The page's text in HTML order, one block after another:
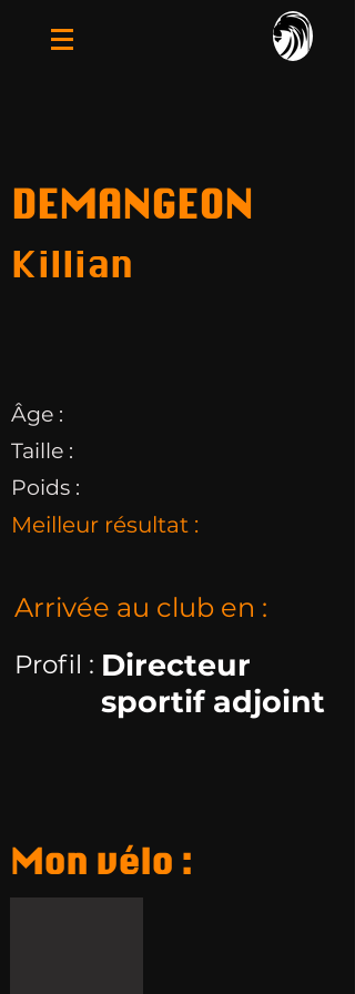
DEMANGEON
Killian
Âge :
Taille :
Poids :
Meilleur résultat :
Arrivée au club en :
Profil : Directeur
sportif adjoint
Mon vélo :